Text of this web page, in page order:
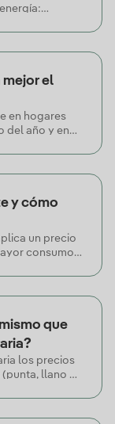
el precio
el
en hogares
del año y en
energía.
y cómo
un precio
consumo
24 meses y
que
los precios
llano y
consumo del